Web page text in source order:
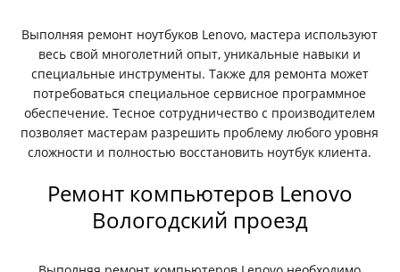
Выполняя ремонт ноутбуков Lenovo, мастера используют
весь свой многолетний опыт, уникальные навыки и
специальные инструменты. Также для ремонта может
потребоваться специальное сервисное программное
обеспечение. Тесное сотрудничество с производителем
позволяет мастерам разрешить проблему любого уровня
сложности и полностью восстановить ноутбук клиента.
Ремонт компьютеров Lenovo
Вологодский проезд